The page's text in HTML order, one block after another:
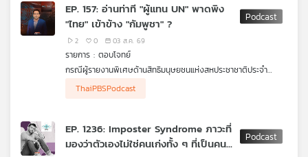
แผนที่
น่าทึ่งเมื่อเขาทำคะแนนสอบได้ถึง 110 เต็ม 100 จากการแสดงวิธีทำ
มากกว่าหนึ่งแบบและ
จากจุดเริ่มต้นของนักฟิสิกส์โนเนมในอินเดีย สัตเยนได้สร้างผลงาน
เปลี่ยนโลกด้วยการคิดค้นวิธีพิสูจน์สมการการแผ่รังสีของวัตถุดำแบบ
ใหม่ แต่เมื่อส่งไปยังวารสารฉบับหนึ่งกลับไม่ผ่าน เขาจึงเขียนจดหมาย
ถึงไอน์สไตน์เพื่อให้ไอน์สไตน์พิจารณาผลงานของเขา และหากไอน์ส
ไตน์เห็นว่ามีคุณค่า เขาก็ขอให้ช่วยแปลบทความจากภาษาอังกฤษเป็น
ภาษาเยอรมันด้วย ซึ่งไอน์สไตน์ก็เห็นคุณค่าและช่วยแปล ทำให้สัตเยน
เปลี่ยนจากนักฟิสิกส์โนเนมไปเป็นนักฟิสิกส์ดาวรุ่งทันที ต่อมา ไอน์ส
เสทแบบโบส-ไอน์สไตน์ (Bose-Einstein condensate) สถานะที่ 5
ของสสาร ซึ่งนักฟิสิกส์พบว่าเป็นความจริงในอีกราว 70 ปีต่อมา
นอกจากอัจฉริยภาพทางวิทยาศาสตร์แล้ว สัตเยนยังเป็นพหูสูตผู้พูด
EP. 157: อ่านท่าที "ผู้แทน UN" พาดพิง
"ไทย" เข้าข้าง "กัมพูชา" ?
2 0 03 ส.ค. 69
รายการ : ตอบโจทย์
กรณีผู้รายงานพิเศษด้านสิทธิมนุษยชนแห่งสหประชาชาติประจำ
แนวทางการตอบโต้ของไทยต่อข้อมูลที่คลาดเคลื่อนและไม่เป็นธรรม
รศ. ดร.ดุลยภาค ปรีชารัชช โครงการเอเชียตะวันออกเฉียง
ThaiPBSPodcast
EP. 1236: Imposter Syndrome ภาวะที่
มองว่าตัวเองไม่ใช่คนเก่งทั้ง ๆ ที่เป็นคน